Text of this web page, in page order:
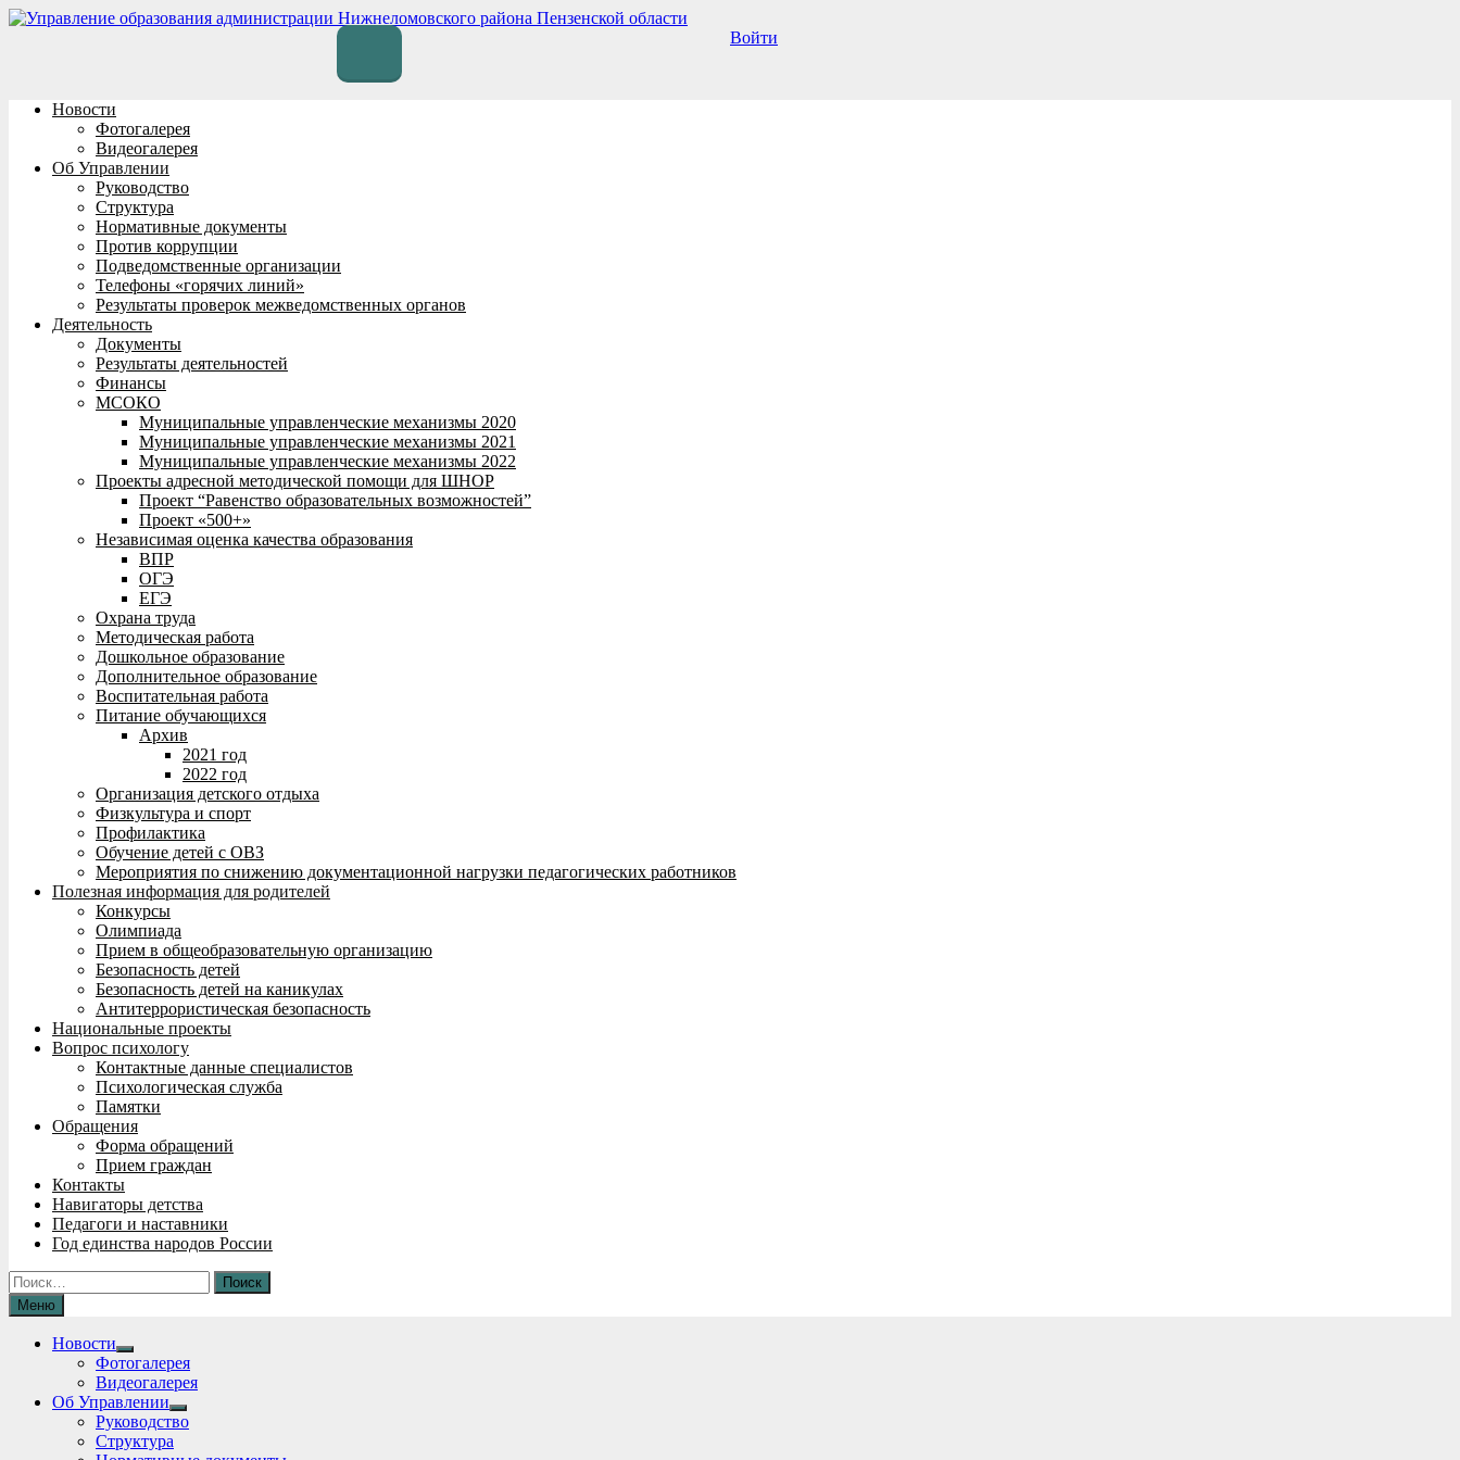
Перейти
Войти
Новости
Фотогалерея
Видеогалерея
Об Управлении
Руководство
Структура
Нормативные документы
Против коррупции
Подведомственные организации
Телефоны «горячих линий»
Результаты проверок межведомственных органов
Деятельность
Документы
Результаты деятельностей
Финансы
МСОКО
Муниципальные управленческие механизмы 2020
Муниципальные управленческие механизмы 2021
Муниципальные управленческие механизмы 2022
Проекты адресной методической помощи для ШНОР
Проект “Равенство образовательных возможностей”
Проект «500+»
Независимая оценка качества образования
ВПР
ОГЭ
ЕГЭ
Охрана труда
Методическая работа
Дошкольное образование
Дополнительное образование
Воспитательная работа
Питание обучающихся
Архив
2021 год
2022 год
Организация детского отдыха
Физкультура и спорт
Профилактика
Обучение детей с ОВЗ
Мероприятия по снижению документационной нагрузки педагогических работников
Полезная информация для родителей
Конкурсы
Олимпиада
Прием в общеобразовательную организацию
Безопасность детей
Безопасность детей на каникулах
Антитеррористическая безопасность
Национальные проекты
Вопрос психологу
Контактные данные специалистов
Психологическая служба
Памятки
Обращения
Форма обращений
Прием граждан
Контакты
Навигаторы детства
Педагоги и наставники
Год единства народов России
Найти:
Меню
Новости
Show
sub
menu
Фотогалерея
Видеогалерея
Об Управлении
Show
sub
Руководство
Структура